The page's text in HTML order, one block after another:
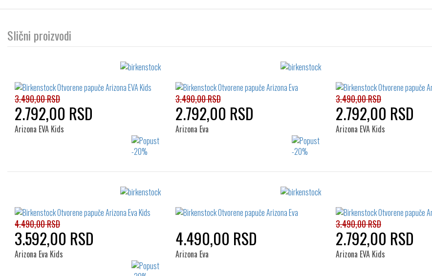
Slični proizvodi
3.490,00 RSD
2.792,00 RSD
Arizona EVA Kids
31
32 33 34
3.490,00 RSD
2.792,00 RSD
Arizona Eva
32
3.490,00 RSD
2.792,00 RSD
Arizona EVA Kids
4.490,00 RSD
3.592,00 RSD
Arizona Eva Kids
4.490,00 RSD
Arizona Eva
3.490,00 RSD
2.792,00 RSD
Arizona EVA Kids